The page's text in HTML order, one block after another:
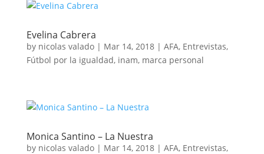
Evelina Cabrera
by nicolas valado| Mar 14, 2018| AFA, Entrevistas,
Fútbol por la igualdad, inam, marca personal
Monica Santino – La Nuestra
by nicolas valado| Mar 14, 2018| AFA, Entrevistas,